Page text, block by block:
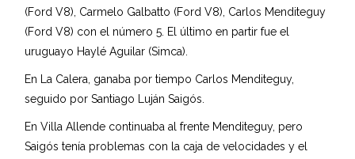
(Ford V8), Carmelo Galbatto (Ford V8), Carlos Menditeguy
(Ford V8) con el número 5. El último en partir fue el
uruguayo Haylé Aguilar (Simca).
En La Calera, ganaba por tiempo Carlos Menditeguy,
seguido por Santiago Luján Saigós.
En Villa Allende continuaba al frente Menditeguy, pero
Saigós tenía problemas con la caja de velocidades y el